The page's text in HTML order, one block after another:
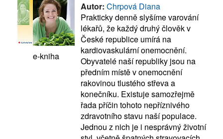
e-kniha
Autor: Chrpová Diana
Prakticky denně slyšíme varování
lékařů, že každý druhý člověk v
České republice umírá na
kardiovaskulární onemocnění.
Obyvatelé naší republiky jsou na
předním místě v onemocnění
rakovinou tlustého střeva a
konečníku. Existuje samozřejmě
řada příčin tohoto nepříznivého
zdravotního stavu naší populace.
Jednou z nich je i nesprávný životní